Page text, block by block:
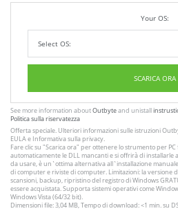
Your OS:
SCARICA ORA
See more information aboutOutbyteand unistall
Politica sulla riservatezza
Offerta speciale. Ulteriori informazioni sulle istruzioni
EULAe Informativa sulla privacy.
Fare clic su "Scarica ora" per ottenere lo strumento per
automaticamente le DLL mancanti e si offrirà di
da usare, è un`ottima alternativa all`installazione
di computer e riviste di computer. Limitazioni: la versione
scansioni, backup, ripristino del registro di Windows
essere acquistata. Supporta sistemi operativi come
Windows Vista (64/32 bit).
Dimensioni file: 3,04 MB, Tempo di download: <1 min. su